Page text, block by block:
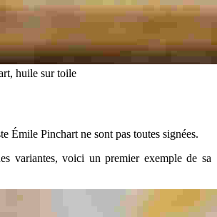
huile sur toile
Émile Pinchart ne sont pas toutes signées.
variantes, voici un premier exemple de sa